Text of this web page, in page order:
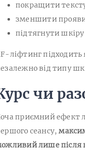
покращити
зменшити прояви
підтягнути
ліфтинг підходить
від типу
чи
приємний ефект
сеансу,
лише після